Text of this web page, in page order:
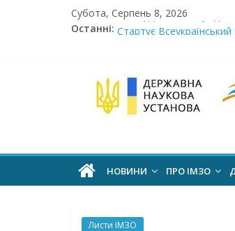
Субота, Серпень 8, 2026
Останні:
Сімнадцята міжнародна
Стартує
Розпочато прийом
Інститут
змісту
освіти
НОВИНИ ПРО ІМЗО
Листи ІМЗО